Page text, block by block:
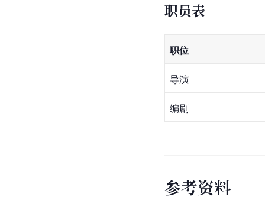
职员表
职位
导演
编剧
参考资料